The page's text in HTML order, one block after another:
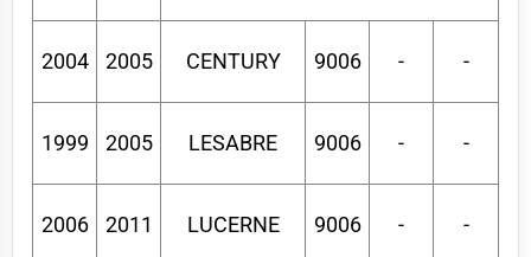
2004 2005 CENTURY 9006 - -
1999 2005 LESABRE 9006 - -
2006 2011 LUCERNE 9006 - -